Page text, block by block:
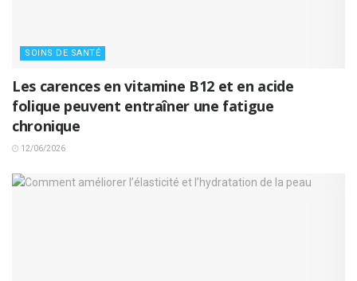
SOINS DE SANTÉ
Les carences en vitamine B12 et en acide
folique peuvent entraîner une fatigue
chronique
12/06/2026